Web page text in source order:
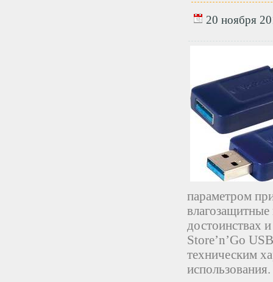
20 ноября
параметром
достоинствах
Store’n’Go
техническим
использования.